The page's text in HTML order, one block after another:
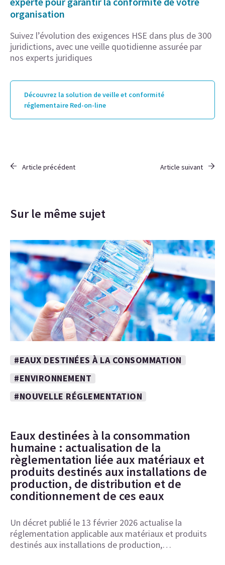
organisation
Suivez l’évolution des exigences HSE dans plus de 300
juridictions, avec une veille quotidienne assurée par
nos experts juridiques
Découvrez la solution de veille et conformité
réglementaire Red-on-line
Article précédent Article suivant
Sur le même sujet
#EAUX DESTINÉES À LA CONSOMMATION
#ENVIRONNEMENT
#NOUVELLE RÉGLEMENTATION
Eaux destinées à la consommation
humaine : actualisation de la
règlementation liée aux matériaux et
produits destinés aux installations de
production, de distribution et de
conditionnement de ces eaux
Un décret publié le 13 février 2026 actualise la
réglementation applicable aux matériaux et produits
destinés aux installations de production,…